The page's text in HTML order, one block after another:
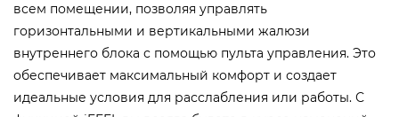
всем помещении, позволяя управлять
горизонтальными и вертикальными жалюзи
внутреннего блока с помощью пульта управления. Это
обеспечивает максимальный комфорт и создает
идеальные условия для расслабления или работы. С